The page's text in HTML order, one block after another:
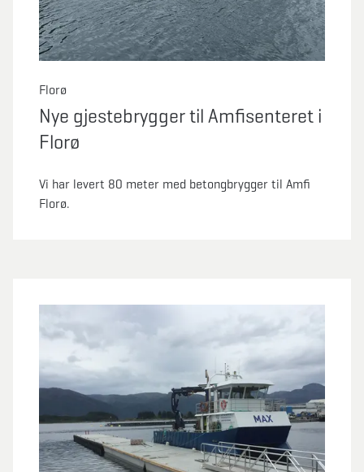
Florø
Nye gjestebrygger til Amfisenteret i
Florø
Vi har levert 80 meter med betongbrygger til Amfi
Florø.